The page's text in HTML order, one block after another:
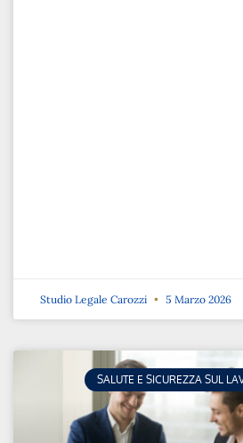
Studio Legale Carozzi 5 Marzo 2026
SALUTE E SICUREZZA SUL